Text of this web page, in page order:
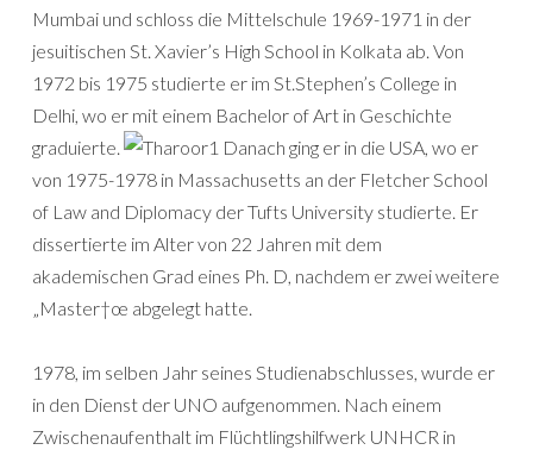
Mumbai und schloss die Mittelschule 1969-1971 in der
jesuitischen St. Xavier’s High School in Kolkata ab. Von
1972 bis 1975 studierte er im St.Stephen’s College in
Delhi, wo er mit einem Bachelor of Art in Geschichte
graduierte.
Danach ging er in die USA, wo er
von 1975-1978 in Massachusetts an der Fletcher School
of Law and Diplomacy der Tufts University studierte. Er
dissertierte im Alter von 22 Jahren mit dem
akademischen Grad eines Ph. D, nachdem er zwei weitere
„Master†œ abgelegt hatte.
1978, im selben Jahr seines Studienabschlusses, wurde er
in den Dienst der UNO aufgenommen. Nach einem
Zwischenaufenthalt im Flüchtlingshilfwerk UNHCR in